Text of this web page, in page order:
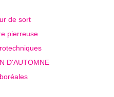
de sort
pierreuse
D'AUTOMNE